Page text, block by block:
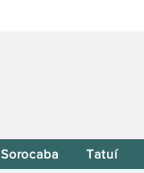
Sorocaba Tatuí